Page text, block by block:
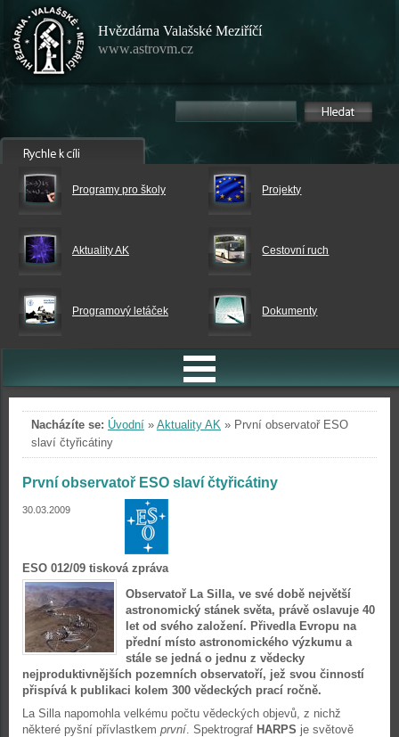
Hvězdárna Valašské Meziříčí
www.astrovm.cz
Programy pro školy Projekty
Aktuality AK Cestovní ruch
Programový letáček Dokumenty
Nacházíte se: Úvodní » Aktuality AK » První observatoř ESO
slaví čtyřicátiny
První observatoř ESO slaví čtyřicátiny
30.03.2009
ESO 012/09 tisková zpráva
Observatoř La Silla, ve své době největší
astronomický stánek světa, právě oslavuje 40
let od svého založení. Přivedla Evropu na
přední místo astronomického výzkumu a
stále se jedná o jednu z vědecky
nejproduktivnějších pozemních observatoří, jež svou činností
přispívá k publikaci kolem 300 vědeckých prací ročně.
La Silla napomohla velkému počtu vědeckých objevů, z nichž
některé pyšní přívlastkem první. Spektrograf HARPS je světově